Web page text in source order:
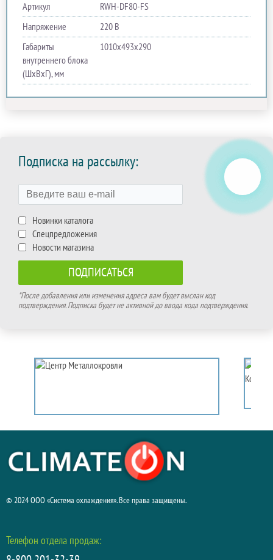
Артикул
RWH-DF80-FS
Напряжение
220 В
Габариты
внутреннего блока
(ШхВхГ), мм
1010х493х290
Подписка на рассылку:
Новинки каталога
Спецпредложения
Новости магазина
*После добавления или изменения адреса вам будет выслан код
подтверждения. Подписка будет не активной до ввода кода подтверждения.
© 2024 ООО «Система охлаждения». Все права защищены.
Телефон отдела продаж: